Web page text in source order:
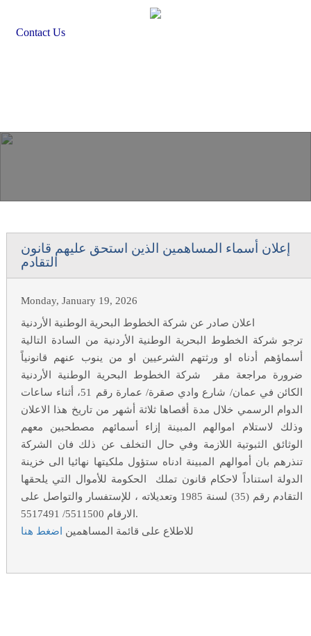
Contact Us
إعلان أسماء المساهمين الذين استحق عليهم قانون
التقادم
Monday, January 19, 2026
اعلان صادر عن شركة الخطوط البحرية الوطنية الأردنية
ترجو شركة الخطوط البحرية الوطنية الأردنية من السادة التالية
أسماؤهم أدناه او ورثتهم الشرعيين او من ينوب عنهم قانونياً
ضرورة مراجعة مقر شركة الخطوط البحرية الوطنية الأردنية
الكائن في عمان/ شارع وادي صقرة/ عمارة رقم 51، أثناء ساعات
الدوام الرسمي خلال مدة أقصاها ثلاثة أشهر من تاريخ هذا الاعلان
وذلك لاستلام اموالهم المبينة إزاء أسمائهم مصطحبين معهم
الوثائق الثبوتية اللازمة وفي حال التخلف عن ذلك فان الشركة
تنذرهم بان أموالهم المبينة ادناه ستؤول ملكيتها نهائيا الى خزينة
الدولة استناداً لاحكام قانون تملك الحكومة للأموال التي يلحقها
التقادم رقم (35) لسنة 1985 وتعديلاته ، للإستفسار والتواصل على
الارقام 5511500/ 5517491.
للاطلاع على قائمة المساهمين
اضغط هنا